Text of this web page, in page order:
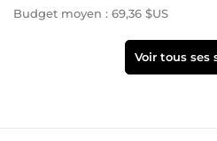
Budget moyen : 69,36 $US
Voir tous ses